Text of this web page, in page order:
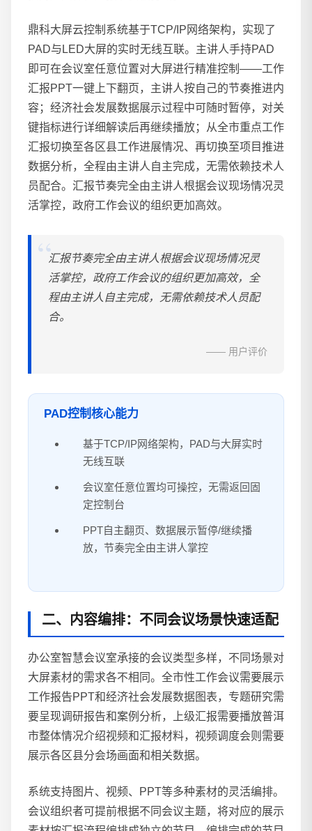
鼎科大屏云控制系统基于TCP/IP网络架构，实现了
PAD与LED大屏的实时无线互联。主讲人手持PAD
即可在会议室任意位置对大屏进行精准控制——工作
汇报PPT一键上下翻页，主讲人按自己的节奏推进内
容；经济社会发展数据展示过程中可随时暂停，对关
键指标进行详细解读后再继续播放；从全市重点工作
汇报切换至各区县工作进展情况、再切换至项目推进
数据分析，全程由主讲人自主完成，无需依赖技术人
员配合。汇报节奏完全由主讲人根据会议现场情况灵
活掌控，政府工作会议的组织更加高效。
汇报节奏完全由主讲人根据会议现场情况灵
活掌控，政府工作会议的组织更加高效，全
程由主讲人自主完成，无需依赖技术人员配
合。
—— 用户评价
PAD控制核心能力
基于TCP/IP网络架构，PAD与大屏实时
无线互联
会议室任意位置均可操控，无需返回固
定控制台
PPT自主翻页、数据展示暂停/继续播
放，节奏完全由主讲人掌控
二、内容编排：不同会议场景快速适配
办公室智慧会议室承接的会议类型多样，不同场景对
大屏素材的需求各不相同。全市性工作会议需要展示
工作报告PPT和经济社会发展数据图表，专题研究需
要呈现调研报告和案例分析，上级汇报需要播放普洱
市整体情况介绍视频和汇报材料，视频调度会则需要
展示各区县分会场画面和相关数据。
系统支持图片、视频、PPT等多种素材的灵活编排。
会议组织者可提前根据不同会议主题，将对应的展示